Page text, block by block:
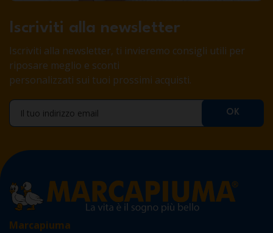
Iscriviti alla newsletter
Iscriviti alla newsletter, ti invieremo consigli utili per
riposare meglio e sconti
personalizzati sui tuoi prossimi acquisti.
Marcapiuma